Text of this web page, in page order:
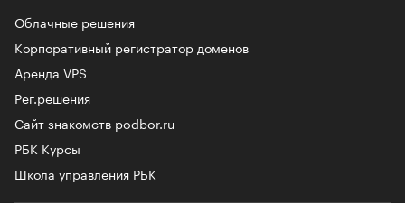
Облачные решения
Корпоративный регистратор доменов
Аренда VPS
Рег.решения
Сайт знакомств podbor.ru
РБК Курсы
Школа управления РБК